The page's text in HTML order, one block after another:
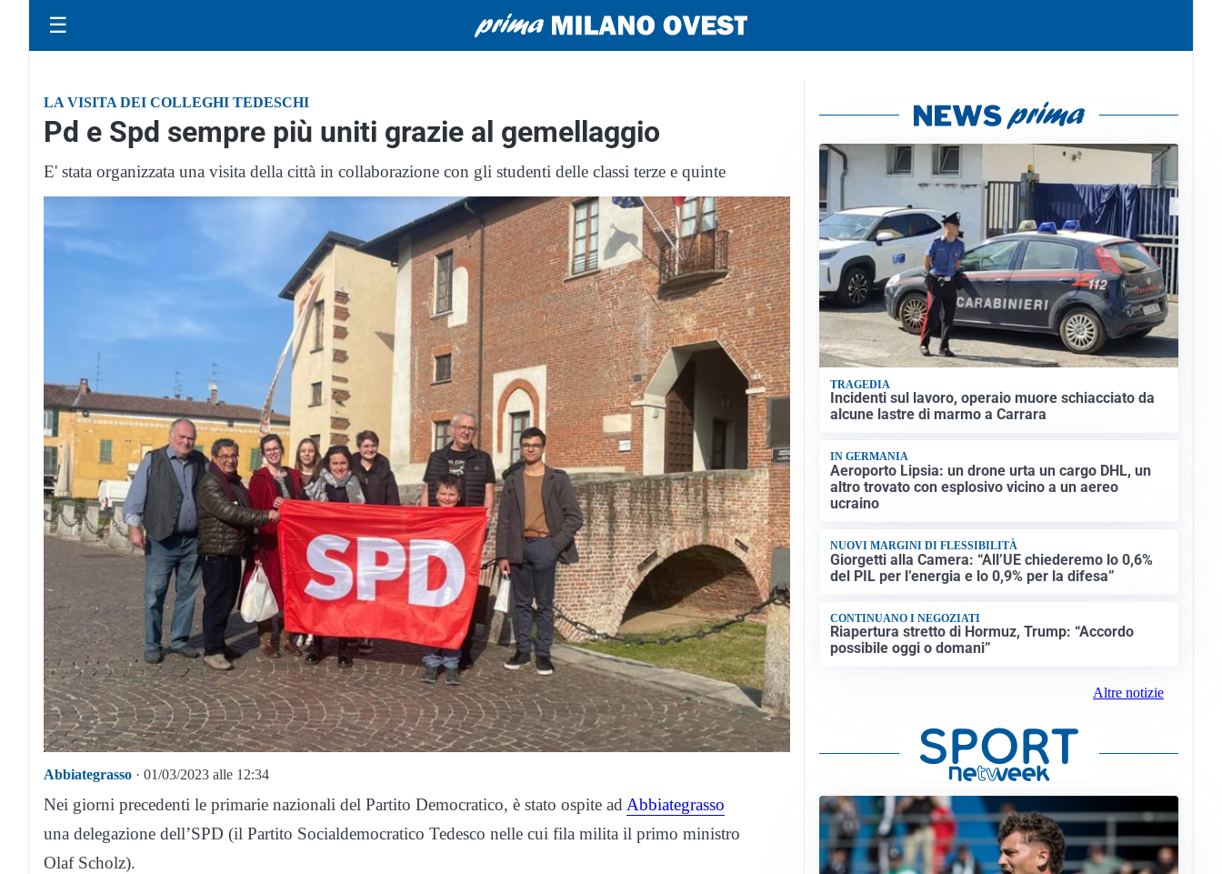
☰
LA VISITA DEI COLLEGHI TEDESCHI
Pd e Spd sempre più uniti grazie al gemellaggio
E' stata organizzata una visita della città in collaborazione con gli studenti delle classi terze e quinte
Abbiategrasso · 01/03/2023 alle 12:34
Nei giorni precedenti le primarie nazionali del Partito Democratico, è stato ospite adAbbiategrasso
una delegazione dell’SPD (il Partito Socialdemocratico Tedesco nelle cui fila milita il primo ministro
Olaf Scholz).
TRAGEDIA
Incidenti sul lavoro, operaio muore schiacciato da
alcune lastre di marmo a Carrara
IN GERMANIA
Aeroporto Lipsia: un drone urta un cargo DHL, un
altro trovato con esplosivo vicino a un aereo
ucraino
NUOVI MARGINI DI FLESSIBILITÀ
Giorgetti alla Camera: “All’UE chiederemo lo 0,6%
del PIL per l’energia e lo 0,9% per la difesa”
CONTINUANO I NEGOZIATI
Riapertura stretto di Hormuz, Trump: “Accordo
possibile oggi o domani”
Altre notizie